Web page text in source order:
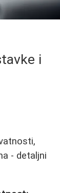
i
- detaljni